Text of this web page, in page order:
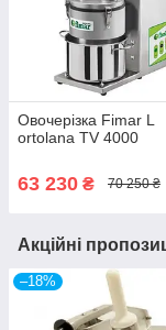
Овочерізка Fimar L
ortolana TV 4000
63 230 ₴ 70 250 ₴
Акційні
–18%